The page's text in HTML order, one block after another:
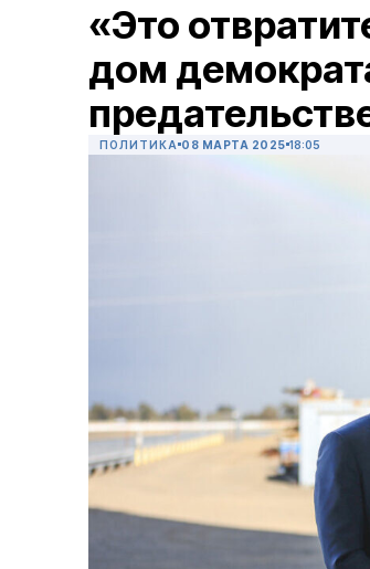
«Это
дом
ПОЛИТИКА 08 МАРТА 2025 18:05